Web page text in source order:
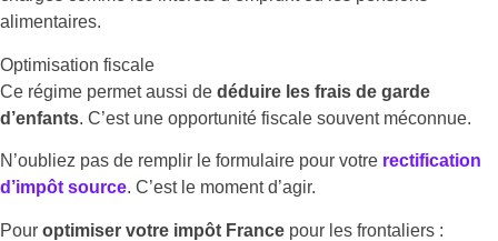
alimentaires.
Optimisation fiscale
Ce régime permet aussi de déduire les frais de garde
d’enfants. C’est une opportunité fiscale souvent méconnue.
N’oubliez pas de remplir le formulaire pour votre rectification
d’impôt source. C’est le moment d’agir.
Pour optimiser votre impôt France pour les frontaliers :